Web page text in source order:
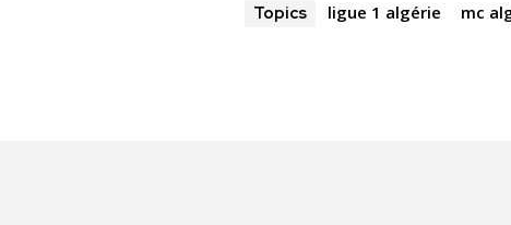
Topics ligue 1 algérie mc